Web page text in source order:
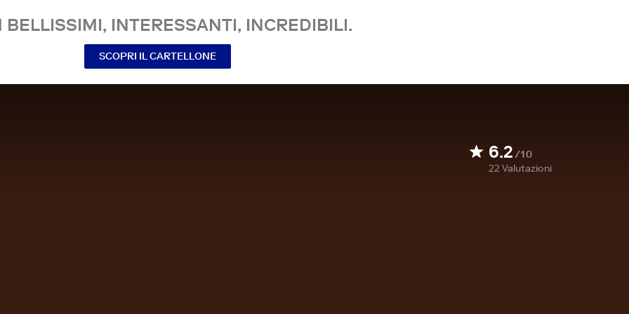
BELLISSIMI, INTERESSANTI, INCREDIBILI.
SCOPRI IL CARTELLONE
6.2/10
22Valutazioni